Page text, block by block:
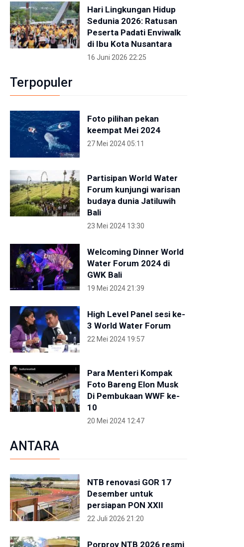
Hari Lingkungan Hidup
Sedunia 2026: Ratusan
Peserta Padati Enviwalk
di Ibu Kota Nusantara
16 Juni 2026 22:25
Terpopuler
Foto pilihan pekan
keempat Mei 2024
27 Mei 2024 05:11
Partisipan World Water
Forum kunjungi warisan
budaya dunia Jatiluwih
Bali
23 Mei 2024 13:30
Welcoming Dinner World
Water Forum 2024 di
GWK Bali
19 Mei 2024 21:39
High Level Panel sesi ke-
3 World Water Forum
22 Mei 2024 19:57
Para Menteri Kompak
Foto Bareng Elon Musk
Di Pembukaan WWF ke-
10
20 Mei 2024 12:47
ANTARA
NTB renovasi GOR 17
Desember untuk
persiapan PON XXII
22 Juli 2026 21:20
Porprov NTB 2026 resmi